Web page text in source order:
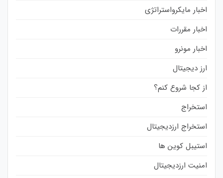
اخبار مایکرواستراتژی
اخبار مقررات
اخبار مونرو
ارز دیجیتال
از کجا شروع کنم؟
استخراج
استخراج ارزدیجیتال
استیبل کوین ها
امنیت ارزدیجیتال